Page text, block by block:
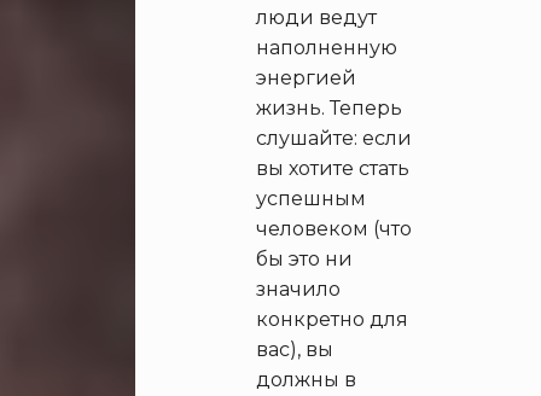
люди ведут
наполненную
энергией
жизнь. Теперь
слушайте: если
вы хотите стать
успешным
человеком (что
бы это ни
значило
конкретно для
вас), вы
должны в